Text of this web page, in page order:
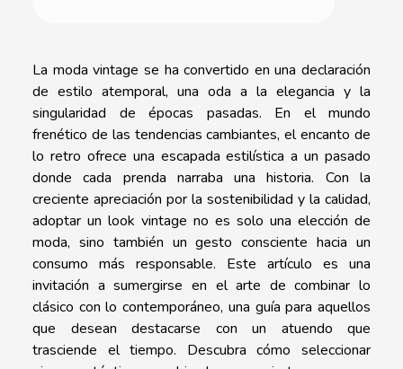
La moda vintage se ha convertido en una declaración
de estilo atemporal, una oda a la elegancia y la
singularidad de épocas pasadas. En el mundo
frenético de las tendencias cambiantes, el encanto de
lo retro ofrece una escapada estilística a un pasado
donde cada prenda narraba una historia. Con la
creciente apreciación por la sostenibilidad y la calidad,
adoptar un look vintage no es solo una elección de
moda, sino también un gesto consciente hacia un
consumo más responsable. Este artículo es una
invitación a sumergirse en el arte de combinar lo
clásico con lo contemporáneo, una guía para aquellos
que desean destacarse con un atuendo que
trasciende el tiempo. Descubra cómo seleccionar